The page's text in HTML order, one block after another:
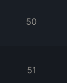
50
51